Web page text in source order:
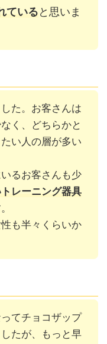
ていると思いま
た。お客さんは
く、どちらかと
い人の層が多い
るお客さんも少
レーニング器具
も半々くらいか
てチョコザップ
たが、もっと早